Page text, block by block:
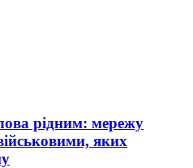
рідним: мережу
яких